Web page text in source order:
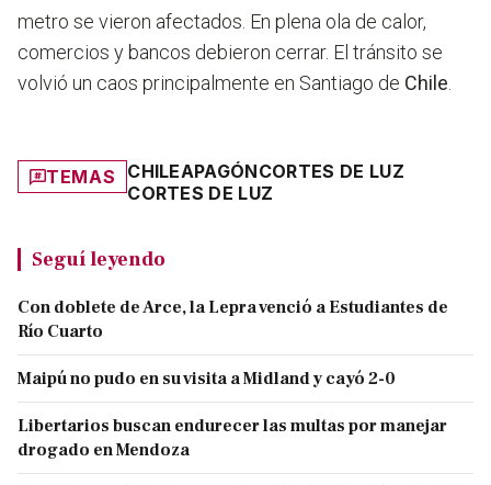
metro se vieron afectados. En plena ola de calor,
comercios y bancos debieron cerrar. El tránsito se
volvió un caos principalmente en Santiago de Chile
TEMAS CHILEAPAGÓNCORTES DE LUZ
CORTES DE LUZ
Seguí leyendo
Con doblete de Arce, la Lepra venció a Estudiantes de
Río Cuarto
Maipú no pudo en su visita a Midland y cayó 2-0
Libertarios buscan endurecer las multas por manejar
drogado en Mendoza